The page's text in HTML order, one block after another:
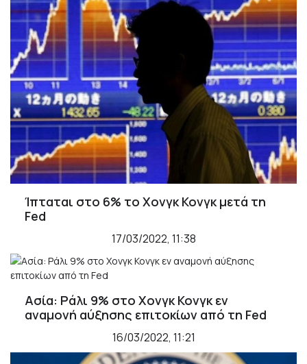
Ίπταται στο 6% το Χονγκ Κονγκ μετά τη
Fed
17/03/2022, 11:38
Ασία: Ράλι 9% στο Χονγκ Κονγκ εν
αναμoνή αύξησης επιτοκίων από τη Fed
16/03/2022, 11:21